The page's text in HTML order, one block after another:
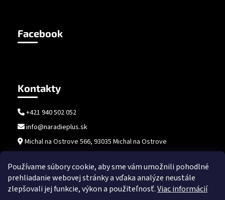
Používame súbory cookie, aby sme vám umožnili pohodlné
prehliadanie webovej stránky a vďaka analýze neustále
zlepšovali jej funkcie, výkon a použiteľnosť.Viac informácií
Facebook
Kontakty
+421 940 502 052
info@naradieplus.sk
Michal na Ostrove 566, 93035 Michal na Ostrove